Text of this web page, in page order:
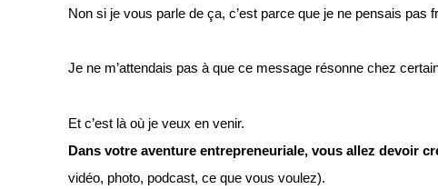
Non si je vous parle de ça, c’est parce que je ne pensais pas
Je ne m’attendais pas à que ce message résonne chez
Et c’est là où je veux en venir.
Dans votre aventure entrepreneuriale, vous allez devoir
vidéo, photo, podcast, ce que vous voulez).